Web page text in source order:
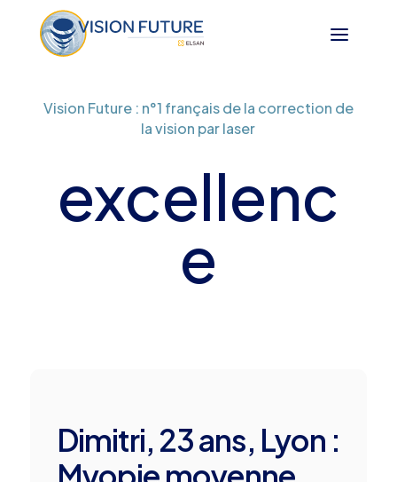
Vision Future : n°1 français de la correction de
la vision par laser
excellenc
e
Dimitri, 23 ans, Lyon :